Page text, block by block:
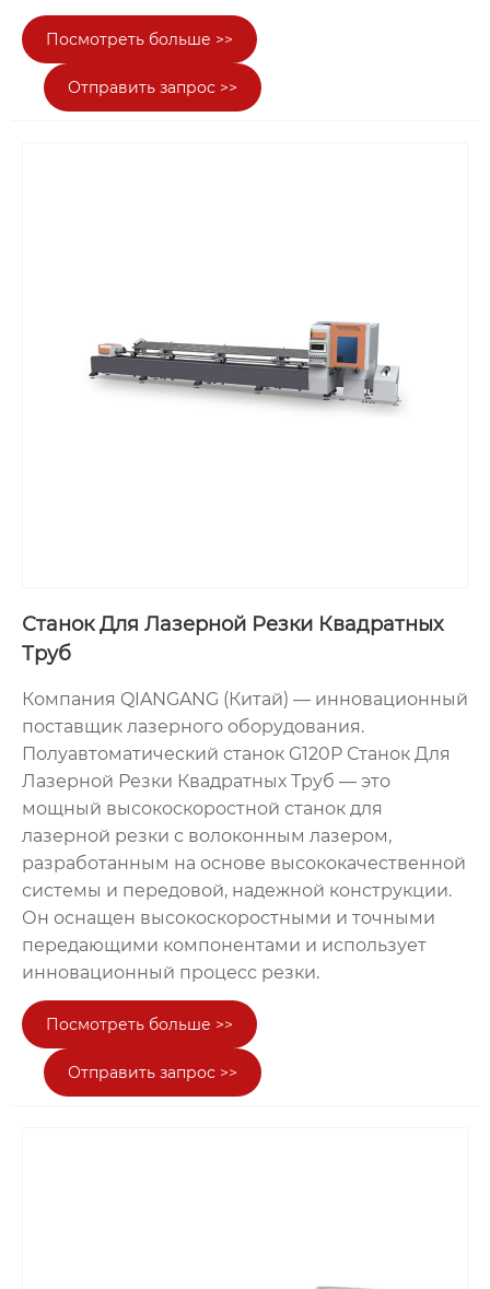
Посмотреть больше >>
Отправить запрос >>
Станок Для Лазерной Резки Квадратных
Труб
Компания QIANGANG (Китай) — инновационный
поставщик лазерного оборудования.
Полуавтоматический станок G120P Станок Для
Лазерной Резки Квадратных Труб — это
мощный высокоскоростной станок для
лазерной резки с волоконным лазером,
разработанным на основе высококачественной
системы и передовой, надежной конструкции.
Он оснащен высокоскоростными и точными
передающими компонентами и использует
инновационный процесс резки.
Посмотреть больше >>
Отправить запрос >>